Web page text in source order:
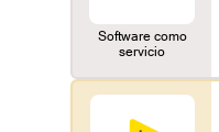
Software como
servicio